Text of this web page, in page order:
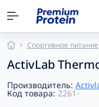
Спортивное питание
ActivLab
Производитель:
Код товара: 2261-